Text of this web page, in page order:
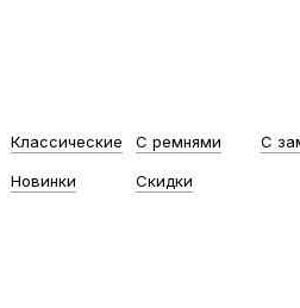
Классические С ремнями С
Новинки Скидки